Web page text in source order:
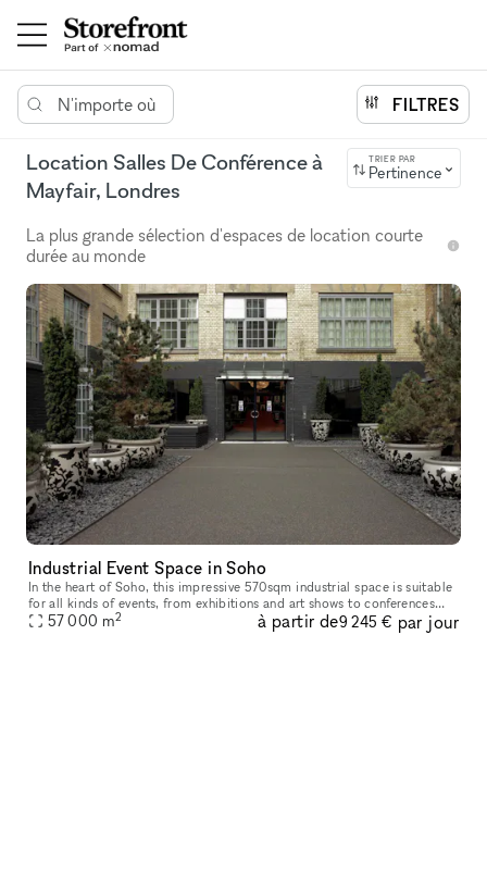
N'importe où FILTRES
Location Salles De Conférence à
Mayfair, Londres
TRIER PAR
Pertinence
La plus grande sélection d'espaces de location courte
durée au monde
Industrial Event Space in Soho
In the heart of Soho, this impressive 570sqm industrial space is suitable
for all kinds of events, from exhibitions and art shows to conferences
and presentations, fashion shows and press days to lau
57 000 m2 à partir de9 245 € par jour